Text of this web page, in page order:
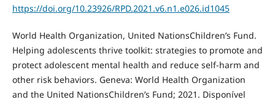
https://doi.org/10.23926/RPD.2021.v6.n1.e026.id1045
World Health Organization, United NationsChildren’s Fund.
Helping adolescents thrive toolkit: strategies to promote and
protect adolescent mental health and reduce self-harm and
other risk behaviors. Geneva: World Health Organization
and the United NationsChildren’s Fund; 2021. Disponível